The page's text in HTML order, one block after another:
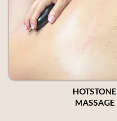
HOTSTONE
MASSAGE